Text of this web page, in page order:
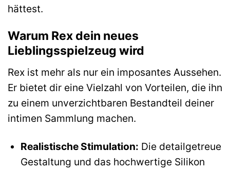
hättest.
Warum Rex dein neues
Lieblingsspielzeug wird
Rex ist mehr als nur ein imposantes Aussehen.
Er bietet dir eine Vielzahl von Vorteilen, die ihn
zu einem unverzichtbaren Bestandteil deiner
intimen Sammlung machen.
Realistische Stimulation: Die detailgetreue
Gestaltung und das hochwertige Silikon